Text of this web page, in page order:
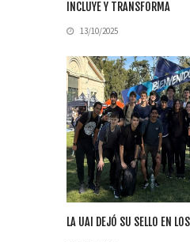
INCLUYE Y TRANSFORMA
13/10/2025
LA UAI DEJÓ SU SELLO EN